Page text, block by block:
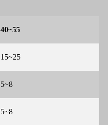
40~55
15~25
5~8
5~8